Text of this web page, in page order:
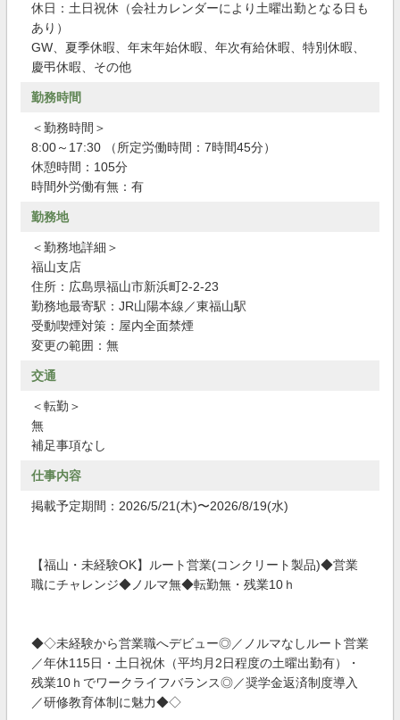
休日：土日祝休（会社カレンダーにより土曜出勤となる日も
あり）
GW、夏季休暇、年末年始休暇、年次有給休暇、特別休暇、
慶弔休暇、その他
勤務時間
＜勤務時間＞
8:00～17:30 （所定労働時間：7時間45分）
休憩時間：105分
時間外労働有無：有
勤務地
＜勤務地詳細＞
福山支店
住所：広島県福山市新浜町2-2-23
勤務地最寄駅：JR山陽本線／東福山駅
受動喫煙対策：屋内全面禁煙
変更の範囲：無
交通
＜転勤＞
無
補足事項なし
仕事内容
掲載予定期間：2026/5/21(木)〜2026/8/19(水)
【福山・未経験OK】ルート営業(コンクリート製品)◆営業
職にチャレンジ◆ノルマ無◆転勤無・残業10ｈ
◆◇未経験から営業職へデビュー◎／ノルマなしルート営業
／年休115日・土日祝休（平均月2日程度の土曜出勤有）・
残業10ｈでワークライフバランス◎／奨学金返済制度導入
／研修教育体制に魅力◆◇